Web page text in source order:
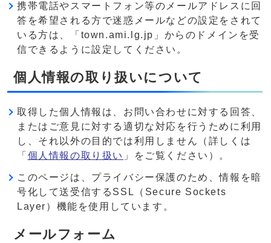
携帯電話やスマートフォン等のメールアドレスに回
答を希望される方で迷惑メールなどの設定をされて
いる方は、「town.ami.lg.jp」からのドメインを受
信できるように設定してください。
個人情報の取り扱いについて
取得した個人情報は、お問い合わせに対する回答、
またはご意見に対する適切な対応を行うために利用
し、それ以外の目的では利用しません（詳しくは
「 個人情報の取り扱い 」をご覧ください）。
このページは、プライバシー保護のため、情報を暗
号化して送受信するSSL（Secure Sockets
Layer）機能を使用しています。
メールフォーム